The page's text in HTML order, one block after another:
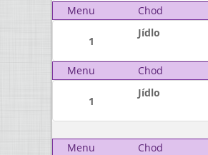
Menu Chod
1
Jídlo
Menu Chod
1
Jídlo
Menu
Chod